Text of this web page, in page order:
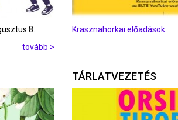
8.
tovább >
Krasznahorkai előadások
TÁRLATVEZETÉS